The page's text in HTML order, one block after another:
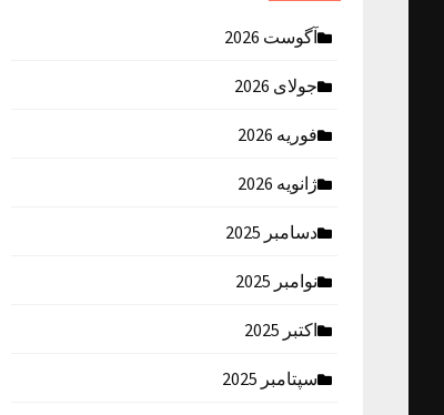
آگوست 2026
جولای 2026
فوریه 2026
ژانویه 2026
دسامبر 2025
نوامبر 2025
اکتبر 2025
سپتامبر 2025